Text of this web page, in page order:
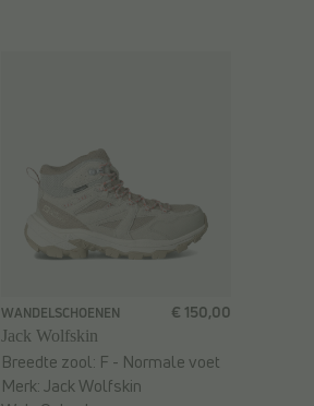
WANDELSCHOENEN
Jack Wolfskin
€ 150,00
Breedte zool: F - Normale voet
Merk:Jack Wolfskin